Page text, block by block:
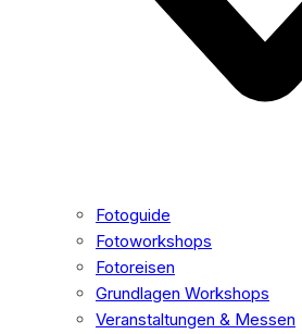
Fotoguide
Fotoworkshops
Fotoreisen
Grundlagen Workshops
Veranstaltungen & Messen